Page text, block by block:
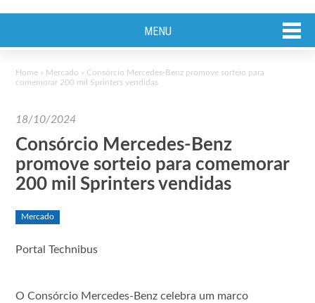
MENU
Home » Mercado » Consórcio Mercedes-Benz promove sorteio para
comemorar 200 mil Sprinters vendidas
18/10/2024
Consórcio Mercedes-Benz
promove sorteio para comemorar
200 mil Sprinters vendidas
Mercado
Portal Technibus
O Consórcio Mercedes-Benz celebra um marco